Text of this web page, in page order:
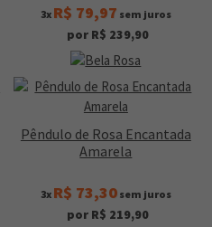
3x R$ 79,97 sem juros
por R$ 239,90
Pêndulo de Rosa Encantada
Amarela
3x R$ 73,30sem juros
por R$ 219,90